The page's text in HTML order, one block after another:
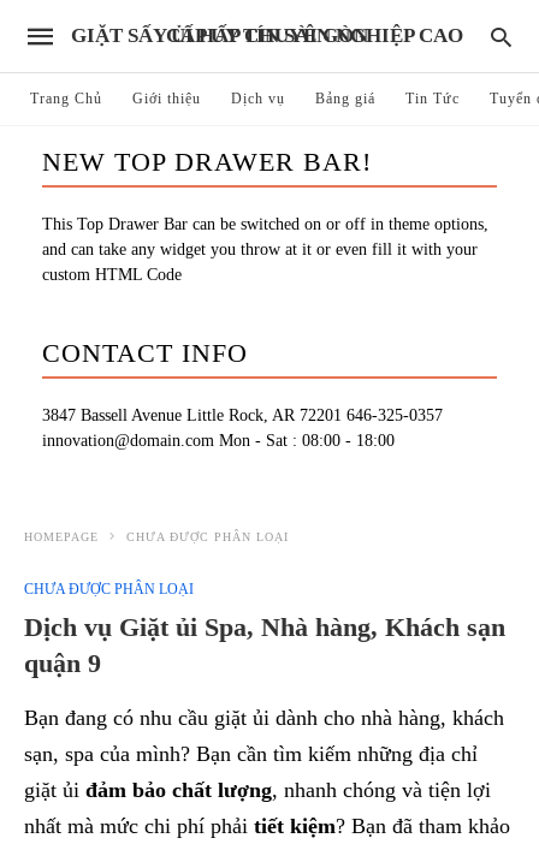
GIẶT SẤY ỦI HẤP CHUYÊN NGHIỆP CAO CẤP UY TÍN SÀI GÒN
Trang Chủ Giới thiệu Dịch vụ Bảng giá Tin Tức Tuyển
NEW TOP DRAWER BAR!
This Top Drawer Bar can be switched on or off in theme options,
and can take any widget you throw at it or even fill it with your
custom HTML Code
CONTACT INFO
3847 Bassell Avenue Little Rock, AR 72201 646-325-0357
innovation@domain.com Mon - Sat : 08:00 - 18:00
HOMEPAGE CHƯA ĐƯỢC PHÂN LOẠI
CHƯA ĐƯỢC PHÂN LOẠI
Dịch vụ Giặt ủi Spa, Nhà hàng, Khách sạn
quận 9
Bạn đang có nhu cầu giặt ủi dành cho nhà hàng, khách
sạn, spa của mình? Bạn cần tìm kiếm những địa chỉ
giặt ủi đảm bảo chất lượng, nhanh chóng và tiện lợi
nhất mà mức chi phí phải tiết kiệm? Bạn đã tham khảo